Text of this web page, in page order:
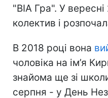
"ВІА Гра". У
колектив і
В 2018 році вона
чоловіка на ім’я
знайома ще зі
серпня - у День